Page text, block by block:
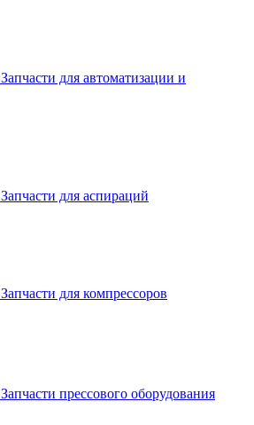
Запчасти для автоматизации и
Запчасти для аспираций
Запчасти для компрессоров
Запчасти прессового оборудования